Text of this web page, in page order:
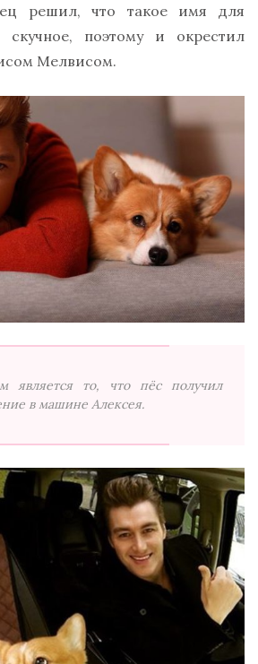
решил, что такое имя для
поэтому и окрестил
Мелвисом.
является то, что пёс получил
в машине Алексея.